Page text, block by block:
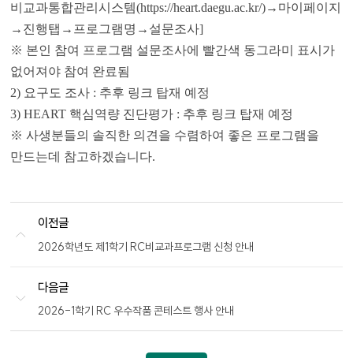
비교과통합관리시스템(https://heart.daegu.ac.kr/)→마이페이지
→진행탭→프로그램명→설문조사]
※ 본인 참여 프로그램 설문조사에 빨간색 동그라미 표시가
없어져야 참여 완료됨
2) 요구도 조사 : 추후 링크 탑재 예정
3) HEART 핵심역량 진단평가 : 추후 링크 탑재 예정
※ 사생분들의 솔직한 의견을 수렴하여 좋은 프로그램을
만드는데 참고하겠습니다.
이전글
2026학년도 제1학기 RC비교과프로그램 신청 안내
다음글
2026-1학기 RC 우수작품 콘테스트 행사 안내